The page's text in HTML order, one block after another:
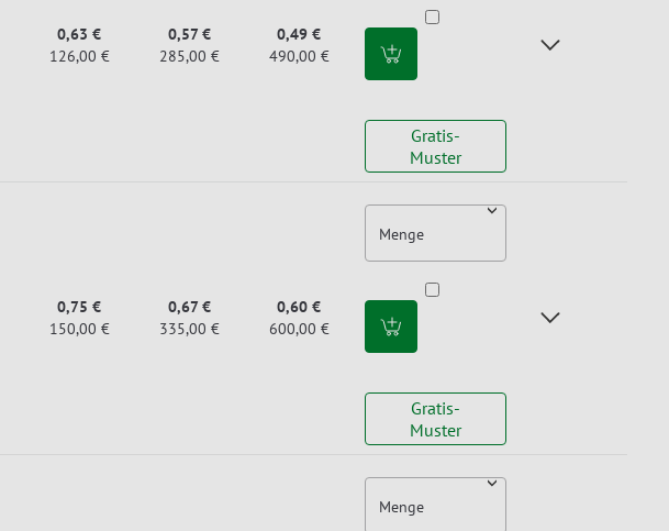
0,63 €
126,00 €
0,57 €
285,00 €
0,49 €
490,00 €
Gratis-
Muster
0,75 €
150,00 €
0,67 €
335,00 €
0,60 €
600,00 €
Menge
Gratis-
Muster
Menge